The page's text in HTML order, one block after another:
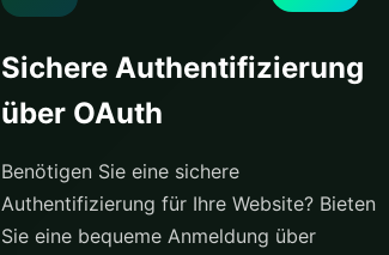
Sichere Authentifizierung
über OAuth
Benötigen Sie eine sichere
Authentifizierung für Ihre Website? Bieten
Sie eine bequeme Anmeldung über